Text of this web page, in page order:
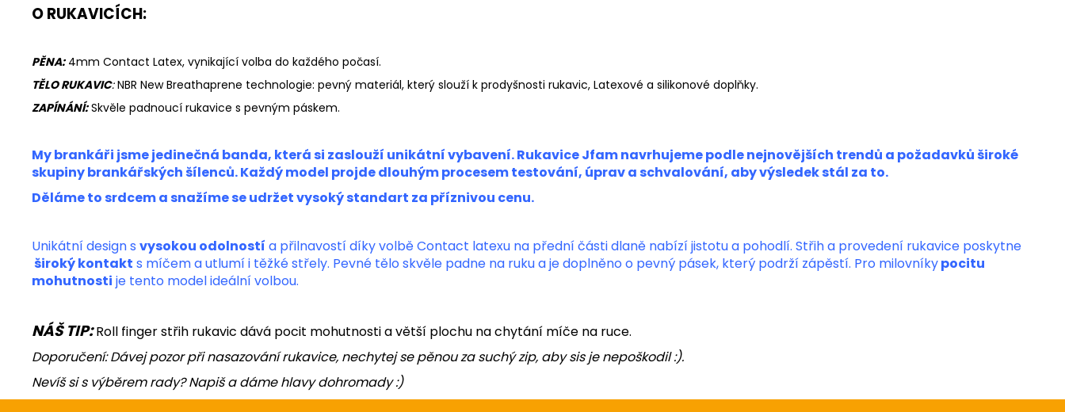
O RUKAVICÍCH:
PĚNA:4mm Contact Latex, vynikající volba do každého počasí.
TĚLO RUKAVIC:NBR New Breathaprene technologie: pevný materiál, který slouží k prodyšnosti rukavic, Latexové a silikonové doplňky.
ZAPÍNÁNÍ:Skvěle padnoucí rukavice s pevným páskem.
My brankáři jsme jedinečná banda, která si zaslouží unikátní vybavení. Rukavice Jfam navrhujeme podle nejnovějších trendů a požadavků široké
skupiny brankářských šílenců. Každý model projde dlouhým procesem testování, úprav a schvalování, aby výsledek stál za to.
Děláme to srdcem a snažíme se udržet vysoký standart za příznivou cenu.
Unikátní design s vysokou odolností a přilnavostí díky volbě Contact latexu na přední části dlaně nabízí jistotu a pohodlí. Střih a provedení rukavice poskytne
široký kontakt s míčem a utlumí i těžké střely. Pevné tělo skvěle padne na ruku a je doplněno o pevný pásek, který podrží zápěstí. Pro milovníkypocitu
mohutnosti je tento model ideální volbou.
NÁŠ TIP:Roll finger střih rukavic dává pocit mohutnosti a větší plochu na chytání míče na ruce.
Doporučení: Dávej pozor při nasazování rukavice, nechytej se pěnou za suchý zip, aby sis je nepoškodil :).
Nevíš si s výběrem rady? Napiš a dáme hlavy dohromady :)